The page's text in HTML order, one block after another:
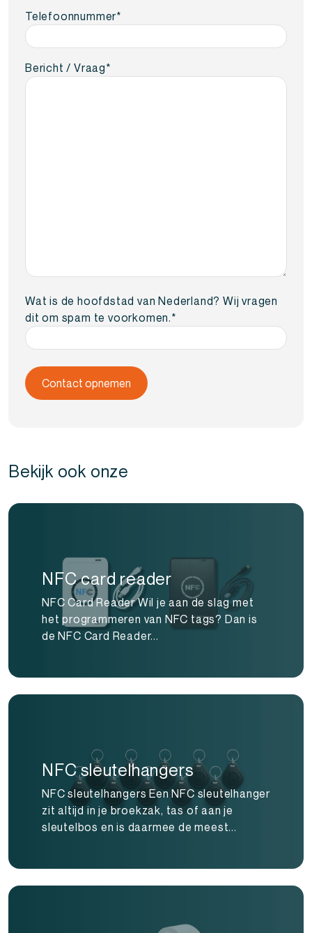
Telefoonnummer*
Bericht / Vraag*
Wat is de hoofdstad van Nederland? Wij vragen
dit om spam te voorkomen.*
Bekijk ook onze
NFC card reader
NFC Card Reader Wil je aan de slag met
het programmeren van NFC tags? Dan is
de NFC Card Reader...
NFC sleutelhangers
NFC sleutelhangers Een NFC sleutelhanger
zit altijd in je broekzak, tas of aan je
sleutelbos en is daarmee de meest...